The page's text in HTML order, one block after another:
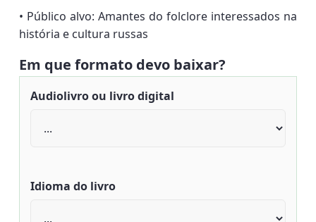
• Público alvo: Amantes do folclore interessados na
história e cultura russas
Em que formato devo baixar?
Audiolivro ou livro digital
Idioma do livro